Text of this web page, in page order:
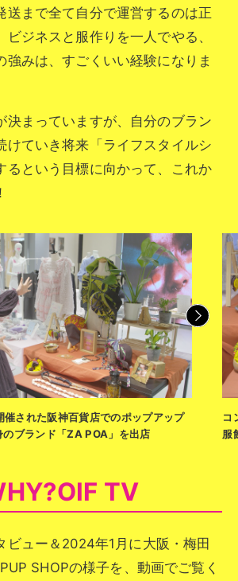
送まで全て自分で運営するのは正
ビジネスと服作りを一人でやる、
強みは、すごくいい経験になりま
決まっていますが、自分のブラン
けていき将来「ライフスタイルシ
るという目標に向かって、これか
された阪神百貨店でのポップアップ
のブランド「ZA POA」を出店
コ
服
TV
ビュー＆2024年1月に大阪・梅田
SHOPの様子を、動画でご覧く